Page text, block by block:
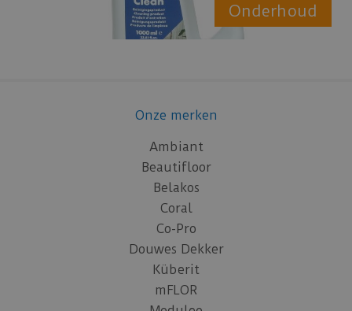
Onderhoud
Onze merken
Ambiant
Beautifloor
Belakos
Coral
Co-Pro
Douwes Dekker
Küberit
mFLOR